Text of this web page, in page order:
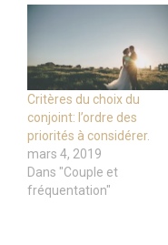
Critères du choix du
conjoint: l’ordre des
priorités à considérer.
mars 4, 2019
Dans "Couple et
fréquentation"